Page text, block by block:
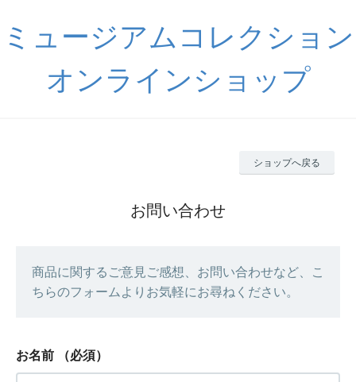
ミュージアムコレクション
オンラインショップ
ショップへ戻る
お問い合わせ
商品に関するご意見ご感想、お問い合わせなど、こ
ちらのフォームよりお気軽にお尋ねください。
お名前 （必須）